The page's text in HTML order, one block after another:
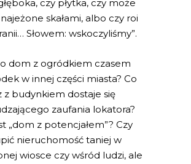
czy płytka, czy może
skałami, albo czy roi
Słowem: wskoczyliśmy”.
dom z ogródkiem czasem
w innej części miasta? Co
z budynkiem dostaje się
zaufania lokatora?
„dom z potencjałem”? Czy
nieruchomość taniej w
wiosce czy wśród ludzi, ale